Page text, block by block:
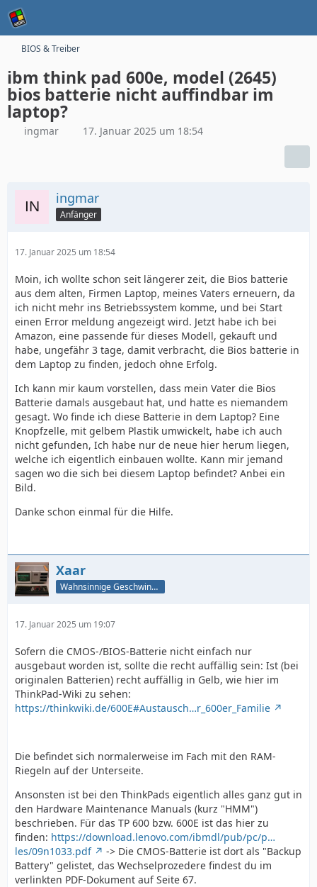
BIOS & Treiber
ibm think pad 600e, model (2645)
bios batterie nicht auffindbar im
laptop?
ingmar 17. Januar 2025 um 18:54
ingmar
Anfänger
17. Januar 2025 um 18:54
Moin, ich wollte schon seit längerer zeit, die Bios batterie
aus dem alten, Firmen Laptop, meines Vaters erneuern, da
ich nicht mehr ins Betriebssystem komme, und bei Start
einen Error meldung angezeigt wird. Jetzt habe ich bei
Amazon, eine passende für dieses Modell, gekauft und
habe, ungefähr 3 tage, damit verbracht, die Bios batterie in
dem Laptop zu finden, jedoch ohne Erfolg.
Ich kann mir kaum vorstellen, dass mein Vater die Bios
Batterie damals ausgebaut hat, und hatte es niemandem
gesagt. Wo finde ich diese Batterie in dem Laptop? Eine
Knopfzelle, mit gelbem Plastik umwickelt, habe ich auch
nicht gefunden, Ich habe nur de neue hier herum liegen,
welche ich eigentlich einbauen wollte. Kann mir jemand
sagen wo die sich bei diesem Laptop befindet? Anbei ein
Bild.
Danke schon einmal für die Hilfe.
Xaar
Wahnsinnige Geschwindigkeit - und los!
17. Januar 2025 um 19:07
Sofern die CMOS-/BIOS-Batterie nicht einfach nur
ausgebaut worden ist, sollte die recht auffällig sein: Ist (bei
originalen Batterien) recht auffällig in Gelb, wie hier im
ThinkPad-Wiki zu sehen:
https://thinkwiki.de/600E#Austausch…r_600er_Familie
Die befindet sich normalerweise im Fach mit den RAM-
Riegeln auf der Unterseite.
Ansonsten ist bei den ThinkPads eigentlich alles ganz gut in
den Hardware Maintenance Manuals (kurz "HMM")
beschrieben. Für das TP 600 bzw. 600E ist das hier zu
finden: https://download.lenovo.com/ibmdl/pub/pc/p…
les/09n1033.pdf
-> Die CMOS-Batterie ist dort als "Backup
Battery" gelistet, das Wechselprozedere findest du im
verlinkten PDF-Dokument auf Seite 67.